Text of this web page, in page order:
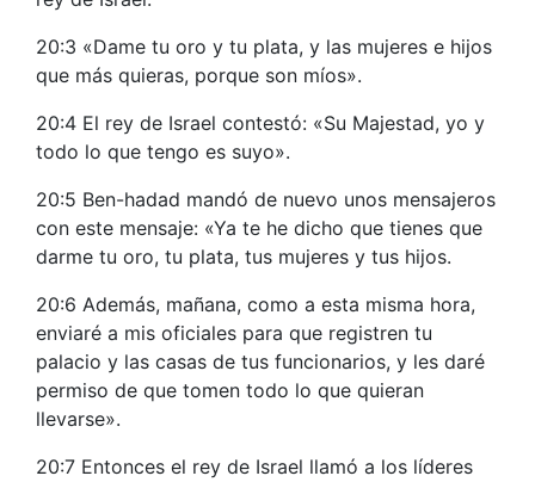
20:3 «Dame tu oro y tu plata, y las mujeres e hijos
que más quieras, porque son míos».
20:4 El rey de Israel contestó: «Su Majestad, yo y
todo lo que tengo es suyo».
20:5 Ben-hadad mandó de nuevo unos mensajeros
con este mensaje: «Ya te he dicho que tienes que
darme tu oro, tu plata, tus mujeres y tus hijos.
20:6 Además, mañana, como a esta misma hora,
enviaré a mis oficiales para que registren tu
palacio y las casas de tus funcionarios, y les daré
permiso de que tomen todo lo que quieran
llevarse».
20:7 Entonces el rey de Israel llamó a los líderes